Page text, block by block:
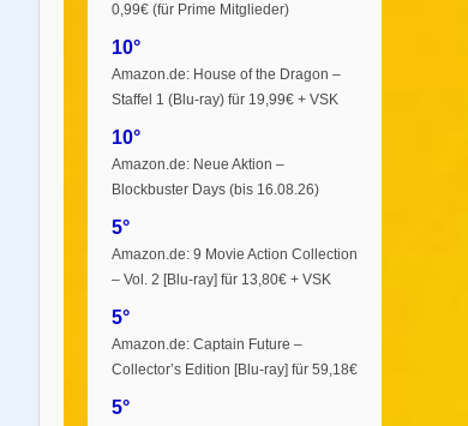
0,99€ (für Prime Mitglieder)
10°
Amazon.de: House of the Dragon –
Staffel 1 (Blu-ray) für 19,99€ + VSK
10°
Amazon.de: Neue Aktion –
Blockbuster Days (bis 16.08.26)
5°
Amazon.de: 9 Movie Action Collection
– Vol. 2 [Blu-ray] für 13,80€ + VSK
5°
Amazon.de: Captain Future –
Collector’s Edition [Blu-ray] für 59,18€
5°